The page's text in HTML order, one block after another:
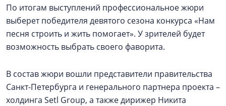
По итогам выступлений профессиональное жюри
выберет победителя девятого сезона конкурса «Нам
песня строить и жить помогает». У зрителей будет
возможность выбрать своего фаворита.
В состав жюри вошли представители правительства
Санкт-Петербурга и генерального партнера проекта –
холдинга Setl Group, а также дирижер Никита